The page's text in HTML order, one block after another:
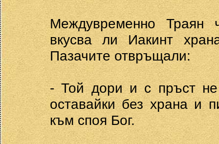
Междувременно Траян
вкусва ли Иакинт
Пазачите отвръщали:
- Той дори и с пръст не
оставайки без храна и
към споя Бог.